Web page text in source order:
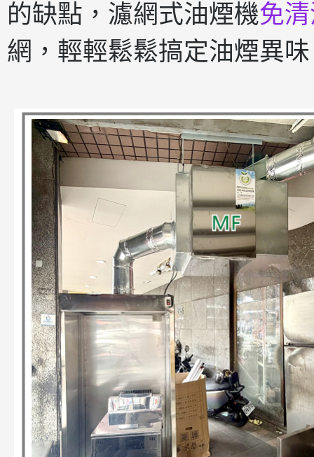
的缺點，濾網式油煙機免
網，輕輕鬆鬆搞定油煙異